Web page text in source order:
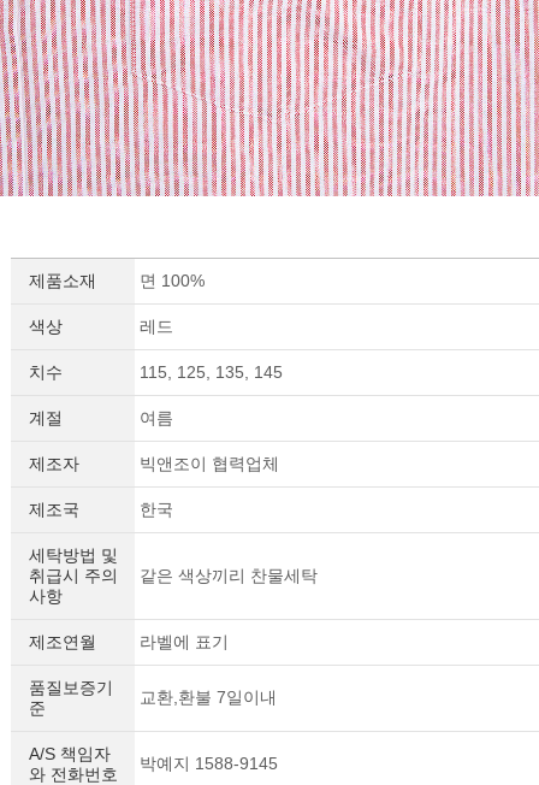
제품소재 면 100%
색상 레드
치수 115, 125, 135, 145
계절 여름
제조자 빅앤조이 협력업체
제조국 한국
세탁방법 및
취급시 주의
사항
같은 색상끼리 찬물세탁
제조연월 라벨에 표기
품질보증기
준
교환,환불 7일이내
A/S 책임자
와 전화번호
박예지 1588-9145